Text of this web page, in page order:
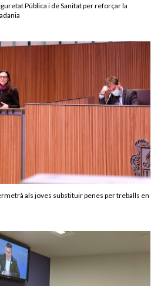
Pública i de Sanitat per reforçar la
als joves substituir penes per treballs en